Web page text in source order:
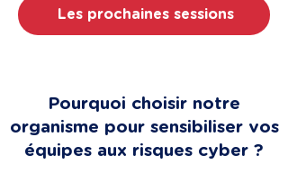
Les prochaines sessions
Pourquoi choisir notre
organisme pour sensibiliser vos
équipes aux risques cyber ?